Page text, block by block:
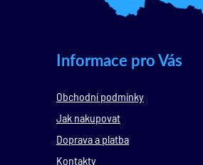
Informace pro Vás
Obchodní podmínky
Jak nakupovat
Doprava a platba
Kontakty